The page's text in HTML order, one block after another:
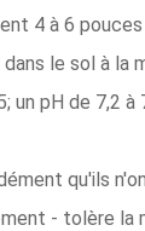
4 à 6
le sol à la
un pH de 7,2
qu'ils
- tolère la